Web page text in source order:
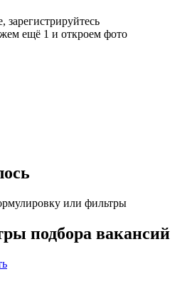
зарегистрируйтесь
ещё 1 и откроем фото
или фильтры
подбора вакансий